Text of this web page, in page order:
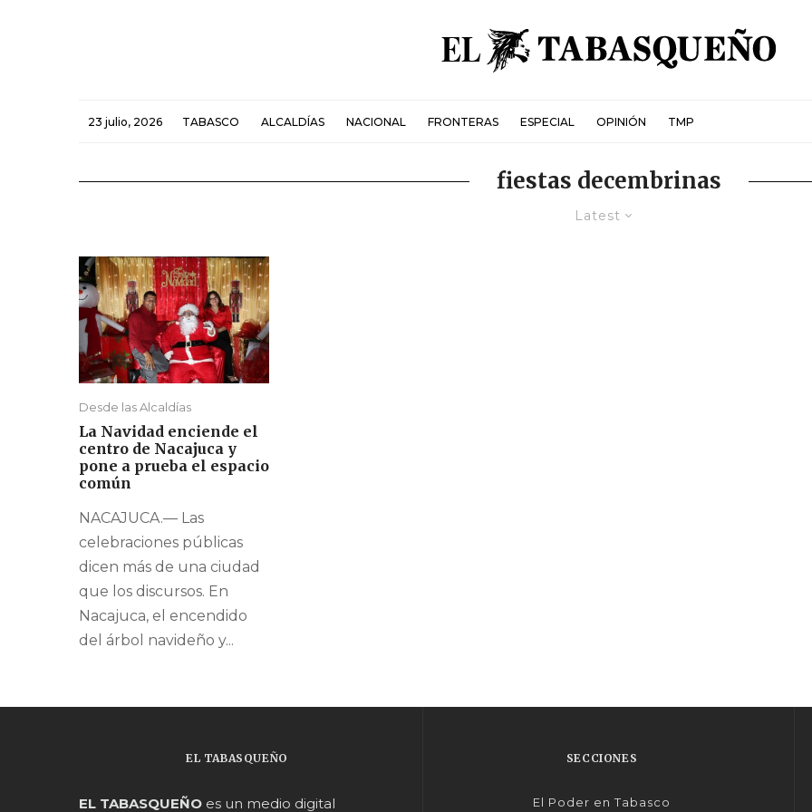
23 julio, 2026 TABASCO ALCALDÍAS NACIONAL FRONTERAS ESPECIAL OPINIÓN TMP
fiestas decembrinas
Latest
Desde las Alcaldías
La Navidad enciende el
centro de Nacajuca y
pone a prueba el espacio
común
NACAJUCA.— Las
celebraciones públicas
dicen más de una ciudad
que los discursos. En
Nacajuca, el encendido
del árbol navideño y...
EL TABASQUEÑO
EL TABASQUEÑO es un medio digital
SECCIONES
El Poder en Tabasco